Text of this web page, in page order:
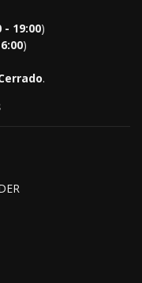
- 19:00)
)
.